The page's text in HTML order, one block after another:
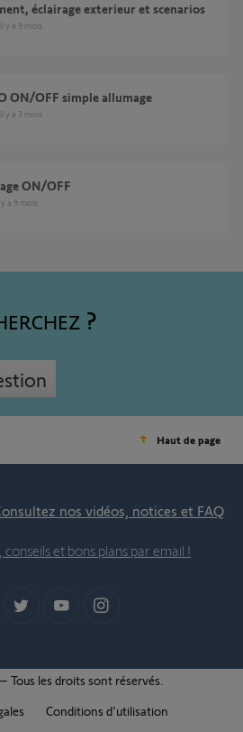
éclairage exterieur et scenarios
il y a 9 mois
ON/OFF simple allumage
il y a 3 mois
ON/OFF
il y a 9 mois
Haut de page
nos vidéos, notices et FAQ
et bons plans par email !
Tous les droits sont réservés.
Conditions d'utilisation